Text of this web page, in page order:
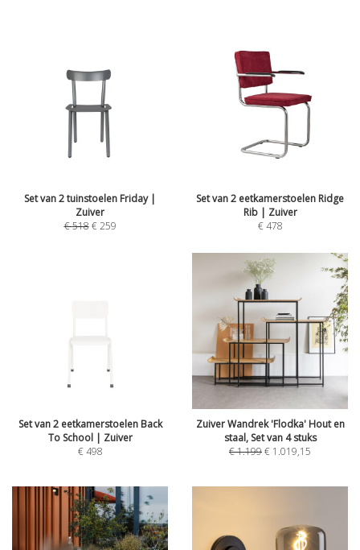
Set van 2 tuinstoelen Friday |
Zuiver
€518 €259
Set van 2 eetkamerstoelen Ridge
Rib | Zuiver
€478
Set van 2 eetkamerstoelen Back
To School | Zuiver
€498
Zuiver Wandrek 'Flodka' Hout en
staal, Set van 4 stuks
€1.199€ 1.019,15